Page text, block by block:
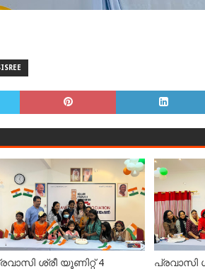
ശ്രീ യൂണിറ്റ് 4
പ്രവാസി